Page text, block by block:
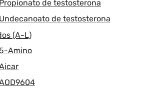
Propionato de testosterona
Undecanoato de testosterona
(A-L)
Amino